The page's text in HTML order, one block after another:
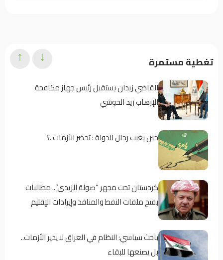
تغطية مستمرة
القاضي زيدان يستقبل رئيس جهاز مكافحة
الإرهاب زيد الحوشي
حين يغيب رجال الدولة : تحضر الأزمات .؟
كردستان تحت مجهر “صولة الزيدي”.. مطالبات
بفتح ملفات النفط والمنافذ وإيرادات الإقليم
باحث سياسي: النظام في العراق لا يدير الأزمات..
بل يصنعها للبقاء
↓
↑